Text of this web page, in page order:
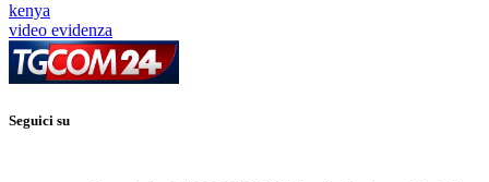
kenya
video evidenza
Seguici su